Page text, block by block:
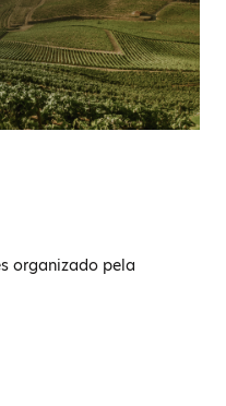
organizado pela